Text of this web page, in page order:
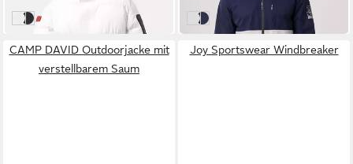
WHITE
BLACK
wind chime
night sky
CAMP DAVID Outdoorjacke mit
verstellbarem Saum
Joy Sportswear Windbreaker